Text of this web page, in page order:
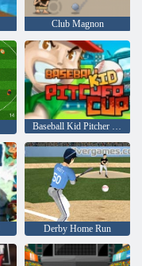
Club Magnon
Baseball Kid Pitcher Cupa
Derby Home Run